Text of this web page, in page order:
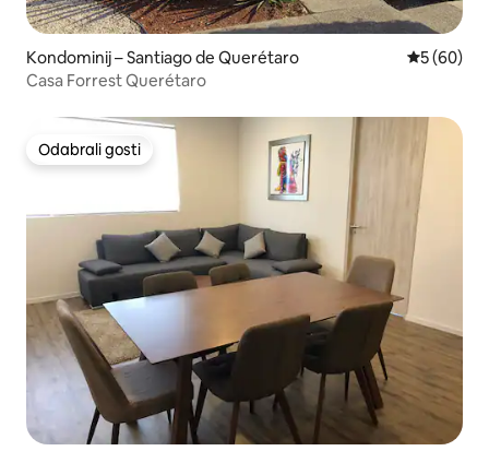
Kondominij – Santiago de Querétaro Prosječna
5 (60)
Casa Forrest Querétaro
Odabrali gosti
Odabrali gosti